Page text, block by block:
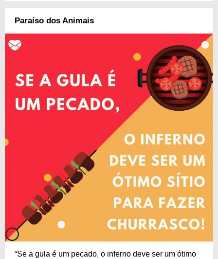
Paraíso dos Animais
“Se a gula é um pecado, o inferno deve ser um ótimo